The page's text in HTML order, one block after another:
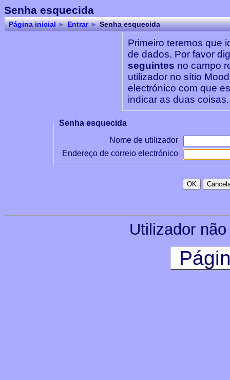
Senha esquecida
Página inicial ► Entrar ►Senha esquecida
Primeiro teremos que
de dados. Por favor
seguintes no campo
utilizador no sítio
electrónico com que
indicar as duas coisas.
Senha esquecida
Nome de utilizador
Endereço de correio electrónico
Utilizador